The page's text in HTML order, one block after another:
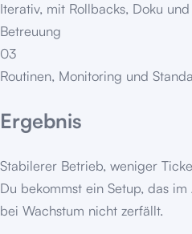
Iterativ, mit Rollbacks, Doku
Betreuung
03
Routinen, Monitoring und
Ergebnis
Stabilerer Betrieb, weniger
Du bekommst ein Setup, das
bei Wachstum nicht zerfällt.